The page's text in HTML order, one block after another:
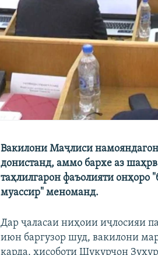
Вакилони Маҷлиси
донистанд, аммо бархе аз
таҳлилгарон фаъолияти онҳоро
муассир" меноманд.
Дар ҷаласаи ниҳоии иҷлосияи
июн баргузор шуд, вакилони
карда, ҳисоботи Шукурҷон